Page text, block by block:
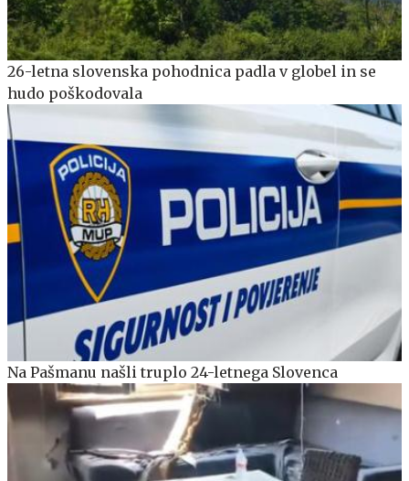
26-letna slovenska pohodnica padla v globel in se
hudo poškodovala
Na Pašmanu našli truplo 24-letnega Slovenca